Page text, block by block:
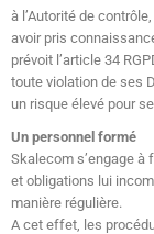
à l’Autorité de
avoir pris
prévoit l’article 34
toute violation de ses
un risque élevé pour
Un personnel formé
Skalecom s’engage à
et obligations lui
manière régulière.
A cet effet, les